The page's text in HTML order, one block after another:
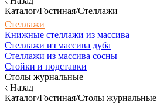
Каталог/Гостиная/Стеллажи
Стеллажи
Книжные стеллажи из массива
Стеллажи из массива дуба
Стеллажи из массива сосны
Стойки и подставки
Столы журнальные
Назад
Каталог/Гостиная/Столы журнальные